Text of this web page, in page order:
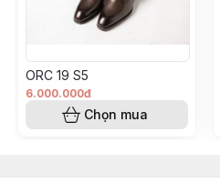
ORC 19 S5
6.000.000đ
Chọn mua